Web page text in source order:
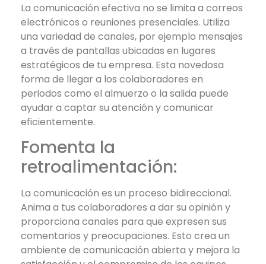
La comunicación efectiva no se limita a correos
electrónicos o reuniones presenciales. Utiliza
una variedad de canales, por ejemplo mensajes
a través de pantallas ubicadas en lugares
estratégicos de tu empresa. Esta novedosa
forma de llegar a los colaboradores en
periodos como el almuerzo o la salida puede
ayudar a captar su atención y comunicar
eficientemente.
Fomenta la
retroalimentación:
La comunicación es un proceso bidireccional.
Anima a tus colaboradores a dar su opinión y
proporciona canales para que expresen sus
comentarios y preocupaciones. Esto crea un
ambiente de comunicación abierta y mejora la